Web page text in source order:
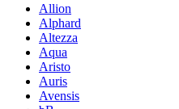
Allion
Alphard
Altezza
Aqua
Aristo
Auris
Avensis